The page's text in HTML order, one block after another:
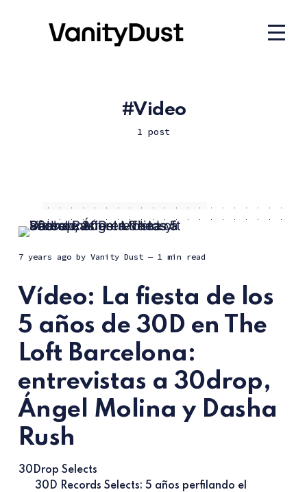
Video
1 post
7 years agoby Vanity Dust — 1 min read
Vídeo: La fiesta de los
5 años de 30D en The
Loft Barcelona:
entrevistas a 30drop,
Ángel Molina y Dasha
Rush
30Drop Selects
30D Records Selects: 5 años perfilando el